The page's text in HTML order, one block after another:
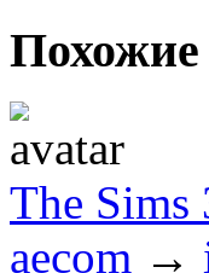
The Sims
aecom →